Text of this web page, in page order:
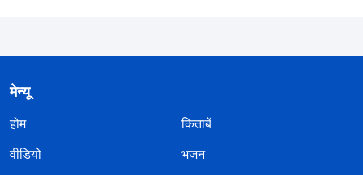
मेन्यू
होम
किताबें
वीडियो
भजन